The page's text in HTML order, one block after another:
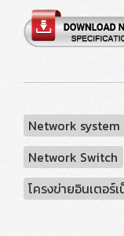
Network system
Network Switch
โครงข่ายอินเตอร์